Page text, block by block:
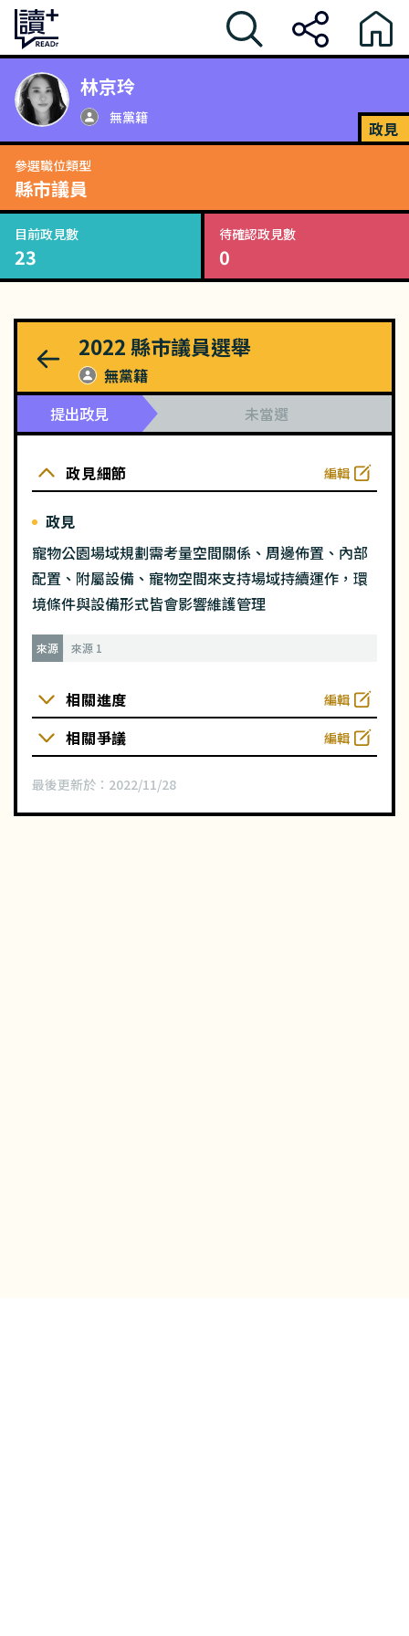
林京玲
無黨籍
政見
參選職位類型
縣市議員
目前政見數
23
待確認政見數
0
2022 縣市議員選舉
無黨籍
提出政見
未當選
政見細節 編輯
政見
寵物公園場域規劃需考量空間關係、周邊佈置、內部
配置、附屬設備、寵物空間來支持場域持續運作，環
境條件與設備形式皆會影響維護管理
來源 來源 1
相關進度 編輯
相關爭議 編輯
最後更新於： 2022/11/28